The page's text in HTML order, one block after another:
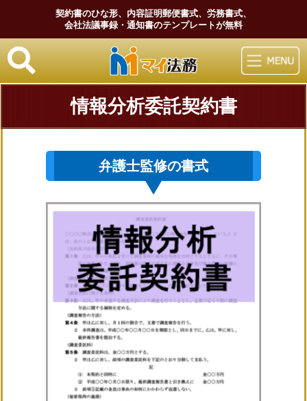
契約書のひな形、内容証明郵便書式、労務書式、
会社法議事録・通知書のテンプレートが無料
マイ法務
情報分析委託契約書
弁護士監修の書式